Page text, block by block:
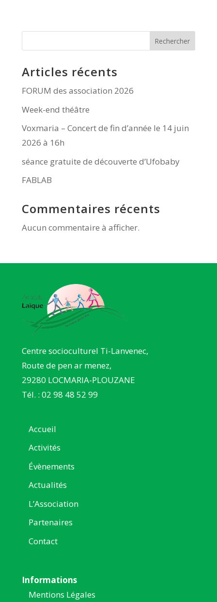
Rechercher
Articles récents
FORUM des association 2026
Week-end théâtre
Voxmaria – Concert de fin d’année le 14 juin
2026 à 16h
séance gratuite de découverte d’Ufobaby
FABLAB
Commentaires récents
Aucun commentaire à afficher.
Centre socioculturel Ti-Lanvenec,
Route de pen ar menez,
29280 LOCMARIA-PLOUZANE
Tél. : 02 98 48 52 99
Accueil
Activités
Évènements
Actualités
L’Association
Partenaires
Contact
Informations
Mentions Légales